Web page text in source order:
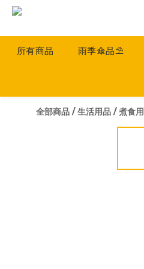
所有商品 雨季傘品⛱️
全部商品 /生活用品 /煮食